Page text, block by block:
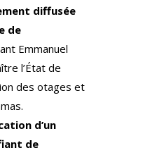
diffusée
de
Emmanuel
l’État de
des otages et
d’un
de